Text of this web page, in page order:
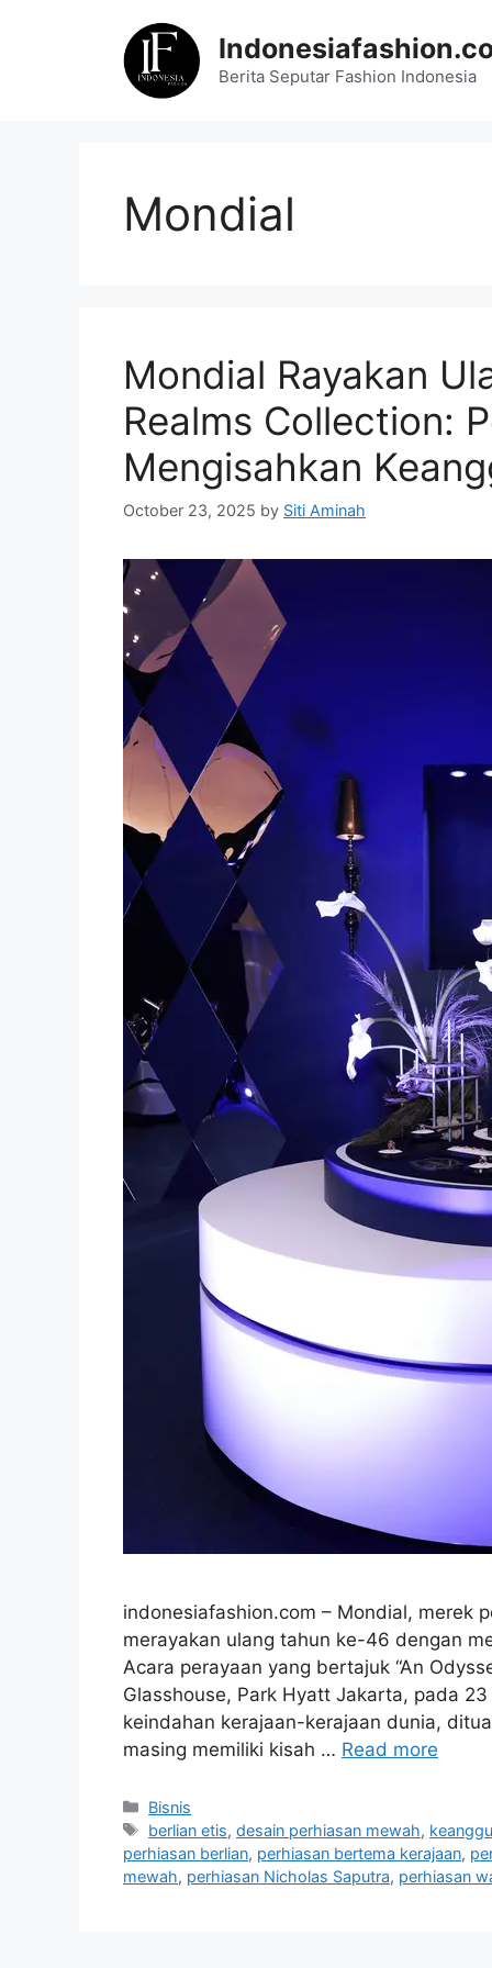
Berita Seputar Fashion Indonesia
Mondial
Mondial Rayakan
Realms Collection:
Mengisahkan
October 23, 2025 by Siti Aminah
indonesiafashion.com – Mondial, merek
merayakan ulang tahun ke-46 dengan
Acara perayaan yang bertajuk “An
Glasshouse, Park Hyatt Jakarta, pada
keindahan kerajaan-kerajaan dunia,
masing memiliki kisah … Read more
Categories
Bisnis
Tags
berlian etis,desain perhiasan mewah,
perhiasan berlian, perhiasan bertema kerajaan,
mewah, perhiasan Nicholas Saputra, perhiasan